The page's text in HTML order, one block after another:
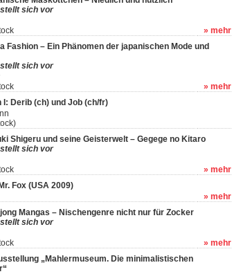
sich vor
» mehr
Fashion – Ein Phänomen der japanischen Mode und
sich vor
» mehr
Derib (ch) und Job (ch/fr)
Shigeru und seine Geisterwelt – Gegege no Kitaro
sich vor
» mehr
Fox (USA 2009)
» mehr
Mangas – Nischengenre nicht nur für Zocker
sich vor
» mehr
„Mahlermuseum. Die minimalistischen